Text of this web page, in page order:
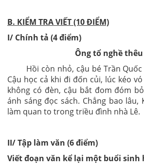
B. KIỂM TRA VIẾT (10 ĐIỂM)
I/ Chính tả (4 điểm)
Ông tổ nghề thêu
Hồi còn nhỏ, cậu bé Trần Quốc
Cậu học cả khi đi đốn củi, lúc kéo
không có đèn, cậu bắt đom đóm
ánh sáng đọc sách. Chẳng bao lâu,
làm quan to trong triều đình nhà Lê.
II/ Tập làm văn (6 điểm)
Viết đoạn văn kể lại một buổi sinh